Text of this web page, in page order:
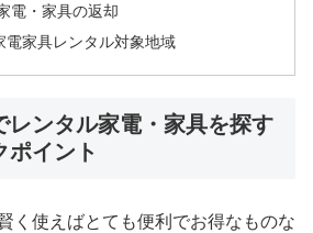
電・家具の返却
電家具レンタル対象地域
レンタル家電・家具を探す
ポイント
く使えばとても便利でお得なものな